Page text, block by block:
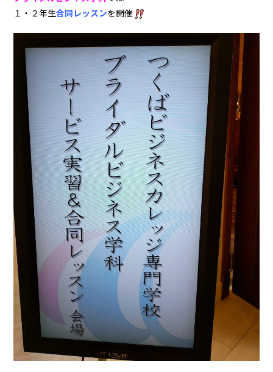
１・２年生合同レッスンを開催